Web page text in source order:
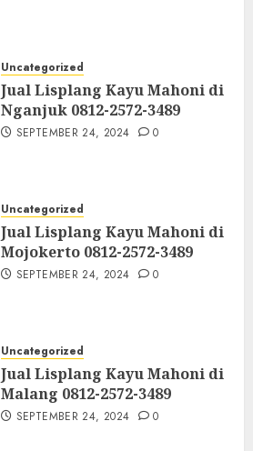
Uncategorized
Jual Lisplang Kayu Mahoni di
Nganjuk 0812-2572-3489
SEPTEMBER 24, 2024 0
Uncategorized
Jual Lisplang Kayu Mahoni di
Mojokerto 0812-2572-3489
SEPTEMBER 24, 2024 0
Uncategorized
Jual Lisplang Kayu Mahoni di
Malang 0812-2572-3489
SEPTEMBER 24, 2024 0